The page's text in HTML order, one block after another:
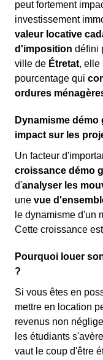
peut fortement
investissement
valeur locative
d'imposition défini
ville de Étretat, elle
pourcentage qui
ordures
Dynamisme
impact sur les
Un facteur
croissance démo
d'analyser les
une vue
le dynamisme d'un
Cette croissance
Pourquoi louer
?
Si vous êtes en
mettre en location
revenus non
les étudiants
vaut le coup d'être